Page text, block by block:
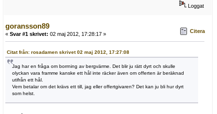
Loggat
goransson89
« Svar #1 skrivet: 02 maj 2012, 17:28:17 » Citera
Citat från: rosadamen skrivet 02 maj 2012, 17:27:08
Jag har en fråga om borrning av bergvärme. Det blir ju rätt dyrt och skulle
olyckan vara framme kanske ett hål inte räcker även om offerten är beräknad
utifrån ett hål.
Vem betalar om det krävs ett till, jag eller offertgivaren? Det kan ju bli hur dyrt
som helst.